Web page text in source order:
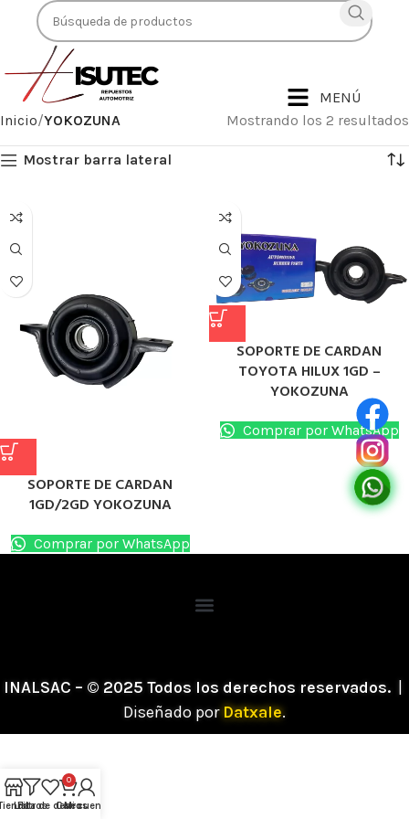
MENÚ
Inicio YOKOZUNA Mostrando los 2 resultados
Mostrar barra lateral
SOPORTE DE CARDAN
1GD/2GD YOKOZUNA
Comprar por WhatsApp
SOPORTE DE CARDAN
TOYOTA HILUX 1GD –
YOKOZUNA
Comprar por WhatsApp
INALSAC – © 2025 Todos los derechos reservados.|
Diseñado porDatxale.
Filtros
Lista de deseos
0
Carro
Mi cuenta